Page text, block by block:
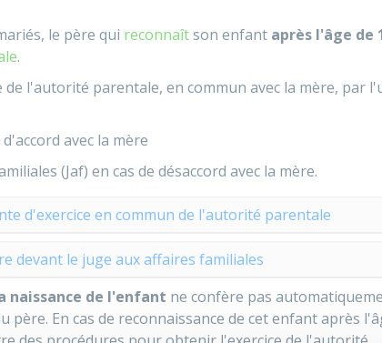
le père qui reconnaîtson enfant après l'âge de
.
l'autorité parentale, en commun avec la mère, par
avec la mère
(Jaf) en cas de désaccord avec la mère.
d'exercice en commun de l'autorité parentale
devant le juge aux affaires familiales
naissance de l'enfant ne confère pas
En cas de reconnaissance de cet enfant après